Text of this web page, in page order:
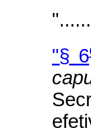
"§ 6